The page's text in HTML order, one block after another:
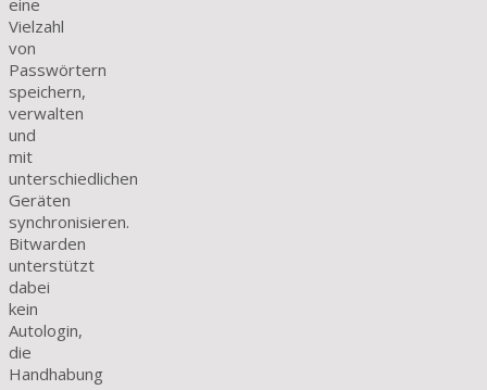
eine
Vielzahl
von
Passwörtern
speichern,
verwalten
und
mit
unterschiedlichen
Geräten
synchronisieren.
Bitwarden
unterstützt
dabei
kein
Autologin,
die
Handhabung